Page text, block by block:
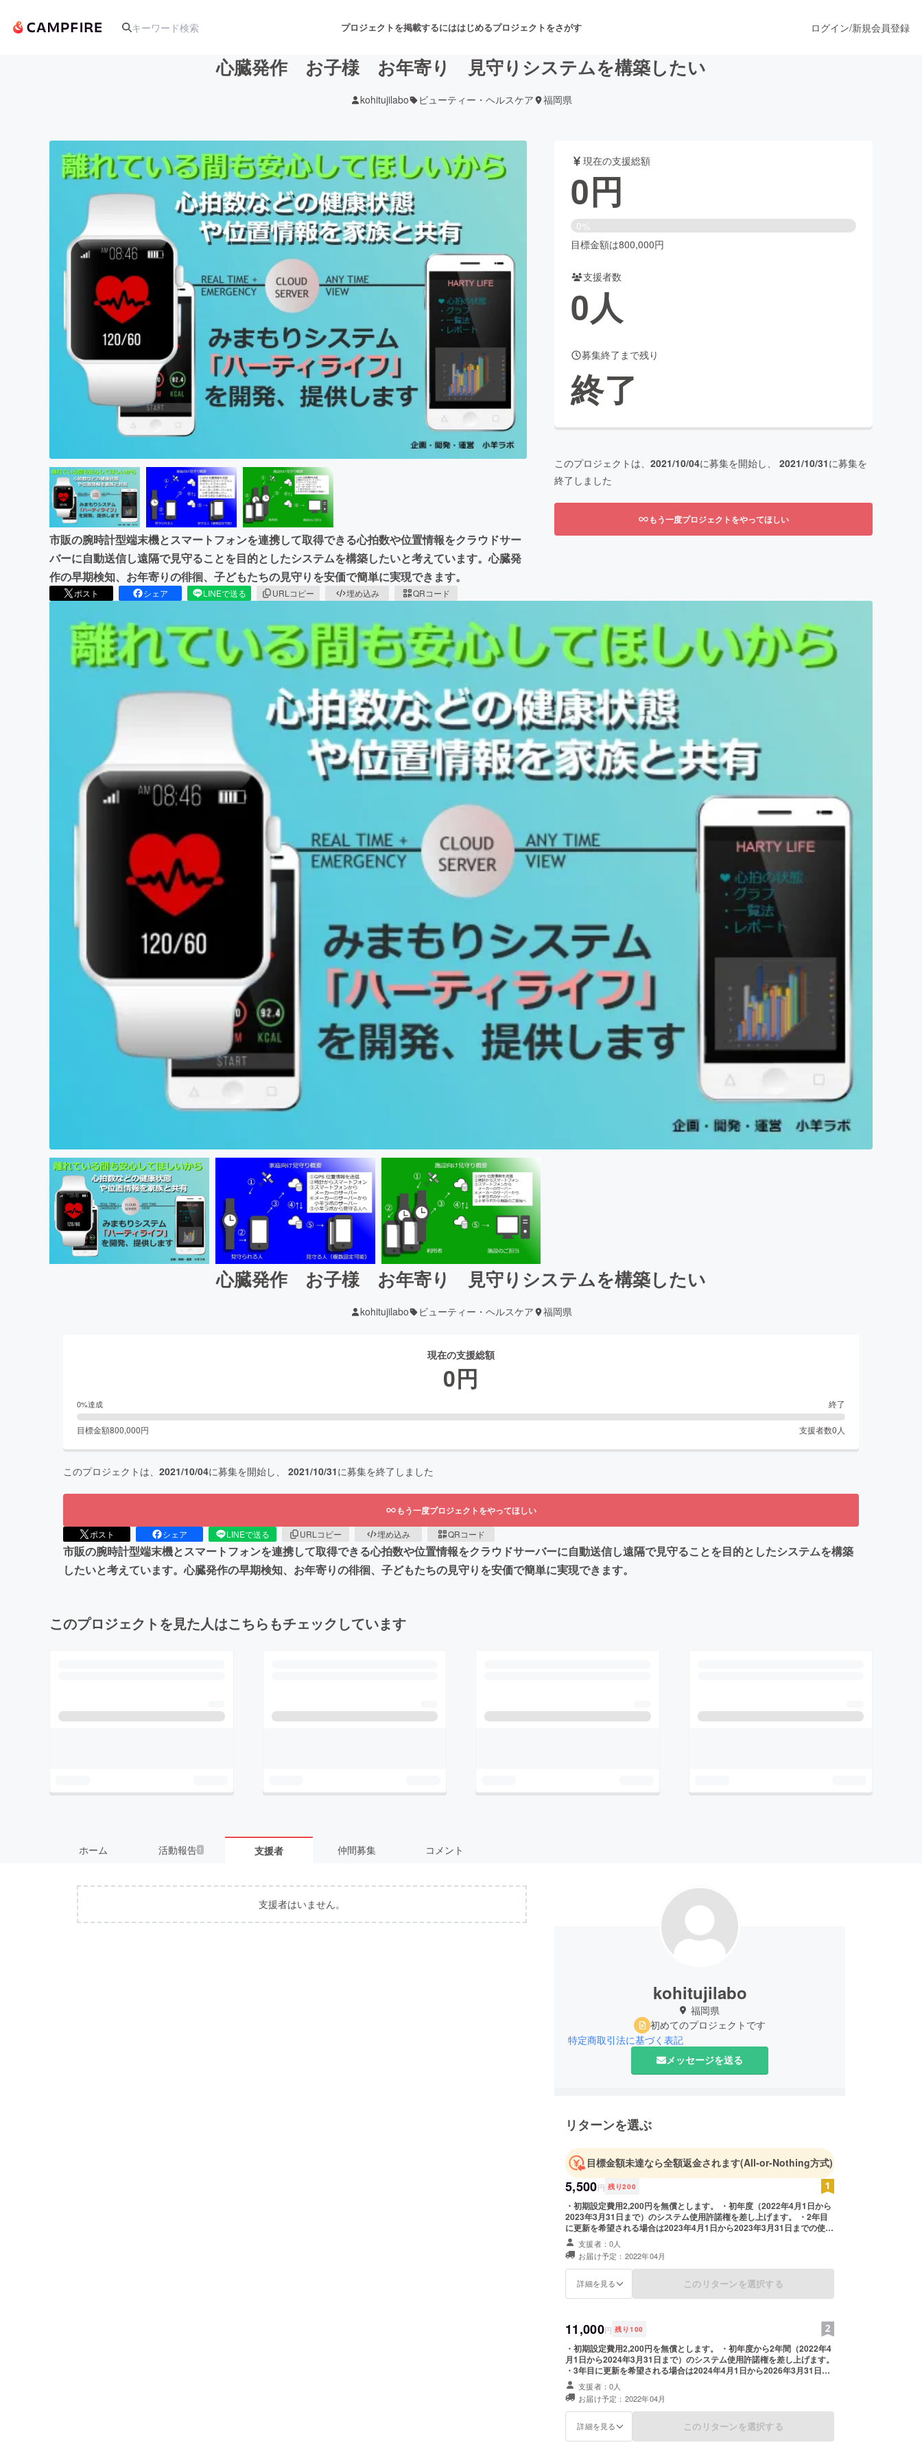
プロジェクトを掲載するにははじめるプロジェクトをさがす
アート・写真 音楽 舞台・パフォーマンス
テクノロジー・ガジェット ゲーム・サービス開発
映像・映画 書籍・雑誌出版
ビジネス・起業 チャレンジ ビューティー・ヘルスケア
まちづくり・地域活性化
CAMPFIRE for Social GoodCAMPFIRE Creation
CAMPFIREふるさと納税
machi-ya
ログイン/新規会員登録
心臓発作 お子様 お年寄り 見守りシステムを構築したい
kohitujilabo ビューティー・ヘルスケア 福岡県
市販の腕時計型端末機とスマートフォンを連携して取得できる心拍数や位置情報をクラウドサー
バーに自動送信し遠隔で見守ることを目的としたシステムを構築したいと考えています。心臓発
作の早期検知、お年寄りの徘徊、子どもたちの見守りを安価で簡単に実現できます。
ポスト シェア LINEで送る URLコピー 埋め込み QRコード
現在の支援総額
0円
0%
目標金額は800,000円
支援者数
0人
募集終了まで残り
終了
このプロジェクトは、 2021/10/04に募集を開始し、 2021/10/31に募集を
終了しました
もう一度プロジェクトをやってほしい
心臓発作 お子様 お年寄り 見守りシステムを構築したい
kohitujilabo ビューティー・ヘルスケア 福岡県
現在の支援総額
0円
0%達成 終了
目標金額800,000円 支援者数0 人
このプロジェクトは、 2021/10/04に募集を開始し、 2021/10/31に募集を終了しました
もう一度プロジェクトをやってほしい
ポスト シェア LINEで送る URLコピー 埋め込み QRコード
市販の腕時計型端末機とスマートフォンを連携して取得できる心拍数や位置情報をクラウドサーバーに自動送信し遠隔で見守ることを目的としたシステムを構築
したいと考えています。心臓発作の早期検知、お年寄りの徘徊、子どもたちの見守りを安価で簡単に実現できます。
このプロジェクトを見た人はこちらもチェックしています
ホーム 活動報告 1 支援者 仲間募集 コメント
支援者はいません。
kohitujilabo
福岡県
初めてのプロジェクトです
特定商取引法に基づく表記
メッセージを送る
リターンを選ぶ
目標金額未達なら全額返金されます(All-or-Nothing方式)
5,500円 残り200
・初期設定費用2,200円を無償とします。 ・初年度（2022年4月1日から
2023年3月31日まで）のシステム使用許諾権を差し上げます。 ・2年目
に更新を希望される場合は2023年4月1日から2023年3月31日までの使用
許諾料を正規料金の50%割引（5,500円）とします。 ※指定の時計型端末
機（価格25,000円前後）を別途ご準備いただく必要があります。 ※イン
ターネットが使用できる任意のスマートフォンを別途ご準備いただく必
要があります。（利用中の物でも問題ありません） ※見守り者向けに
PC・タブレット・スマートフォンのいずれかをご準備いただく必要があ
支援者：0人
お届け予定：2022年04月
詳細を見る このリターンを選択する
11,000円 残り 100
・初期設定費用2,200円を無償とします。 ・初年度から2年間（2022年4
月1日から2024年3月31日まで）のシステム使用許諾権を差し上げます。
・3年目に更新を希望される場合は2024年4月1日から2026年3月31日ま
での使用許諾料を正規料金の50%割引（11,000円）とします。 ※指定の
時計型端末機（価格25,000円前後）を別途ご準備いただく必要がありま
す。 ※インターネットが使用できる任意のスマートフォンを別途ご準備
いただく必要があります。（利用中の物でも問題ありません） ※見守り
者向けにPC・タブレット・スマートフォンのいずれかをご準備いただく
支援者：0人
お届け予定：2022年04月
詳細を見る このリターンを選択する